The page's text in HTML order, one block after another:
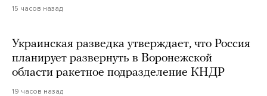
15 часов назад
Украинская разведка утверждает, что Россия
планирует развернуть в Воронежской
области ракетное подразделение КНДР
19 часов назад